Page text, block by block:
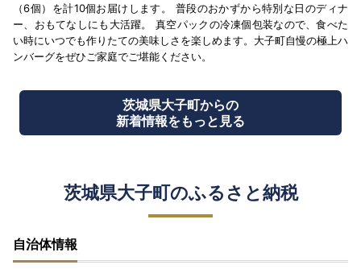
（6個）を計10個お届けします。 普段のおかずから特別な日のディナ
ー、おもてなしにも大活躍。 真空パックの冷凍個包装なので、食べた
い時にいつでも作りたての美味しさを楽しめます。大子町自慢の極上ハ
ンバーグをぜひご家庭でご堪能ください。
茨城県大子町からの
新着情報をもっと見る
茨城県大子町のふるさと納税
自治体情報